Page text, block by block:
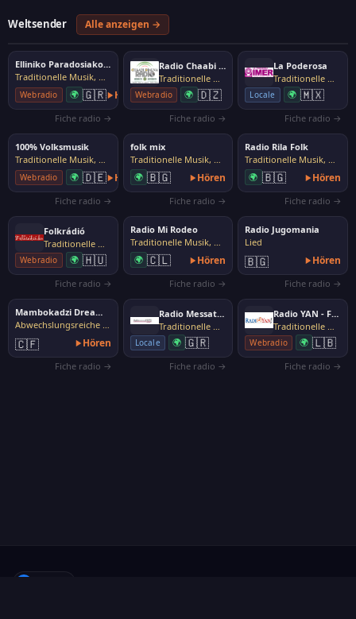
Weltsender Alle anzeigen →
Elliniko Paradosiako (Elpar)
Traditionelle Musik, Volksmusik
Webradio 🌍 🇬🇷 Hören
Fiche radio →
Radio Chaabi Dialna
Traditionelle Musik, Volksmusik
Webradio 🌍 🇩🇿
Fiche radio →
La Poderosa
Traditionelle Musik, Volksmusik
Locale 🌍 🇲🇽
Fiche radio →
100% Volksmusik
Traditionelle Musik, Volksmusik
Webradio 🌍 🇩🇪 Hören
Fiche radio →
folk mix
Traditionelle Musik, Volksmusik
🌍 🇧🇬 Hören
Fiche radio →
Radio Rila Folk
Traditionelle Musik, Volksmusik
🌍 🇧🇬 Hören
Fiche radio →
Folkrádió
Traditionelle Musik, Volksmusik
Webradio 🌍 🇭🇺
Fiche radio →
Radio Mi Rodeo
Traditionelle Musik, Volksmusik
🌍 🇨🇱 Hören
Fiche radio →
Radio Jugomania
Lied
🇧🇬 Hören
Fiche radio →
Mambokadzi Dream Radio
Abwechslungsreiche Musik
🇨🇫 Hören
Fiche radio →
Radio Messatida
Traditionelle Musik, Volksmusik
Locale 🌍 🇬🇷
Fiche radio →
Radio YAN - FOLK
Traditionelle Musik, Volksmusik
Webradio 🌍 🇱🇧
Fiche radio →